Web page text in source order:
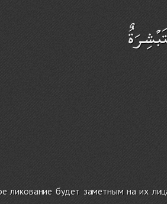
ликование будет заметным на их